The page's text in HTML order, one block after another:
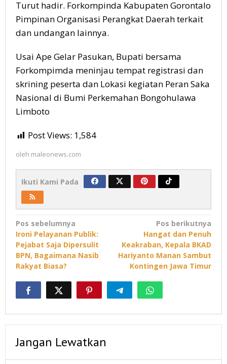
Turut hadir. Forkompinda Kabupaten Gorontalo
Pimpinan Organisasi Perangkat Daerah terkait
dan undangan lainnya.
Usai Ape Gelar Pasukan, Bupati bersama
Forkompimda meninjau tempat registrasi dan
skrining peserta dan Lokasi kegiatan Peran Saka
Nasional di Bumi Perkemahan Bongohulawa
Limboto
Post Views: 1,584
oleh maleonews.com
Ikuti Kami Pada
Navigasi
pos
Pos sebelumnya
Ironi Pelayanan Publik:
Pejabat Saja Dipersulit
BPN, Bagaimana Nasib
Rakyat Biasa?
Pos berikutnya
Hangat dan Penuh
Keakraban, Kepala BKAD
Hariyanto Manan Sambut
Kontingen Jawa Timur
Jangan Lewatkan